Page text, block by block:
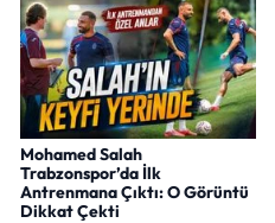
Mohamed Salah
Trabzonspor’da İlk
Antrenmana Çıktı: O Görüntü
Dikkat Çekti